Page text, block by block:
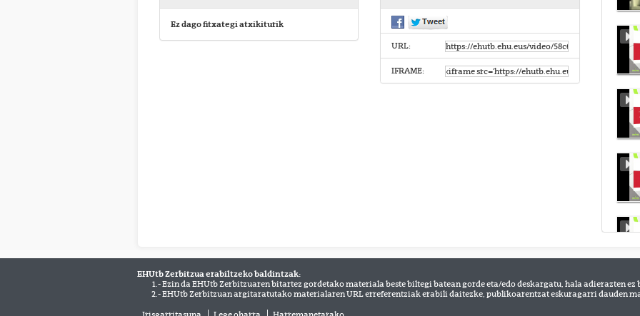
Ez dago fitxategi atxikiturik
URL:
IFRAME:
EHUtb Zerbitzua erabiltzeko baldintzak:
1.- Ezin da EHUtb Zerbitzuaren bitartez gordetako materiala beste biltegi batean gorde eta/edo deskargatu, hala adierazten ez
2.- EHUtb Zerbitzuan argitaratutako materialaren URL erreferentziak erabili daitezke, publikoarentzat eskuragarri dauden